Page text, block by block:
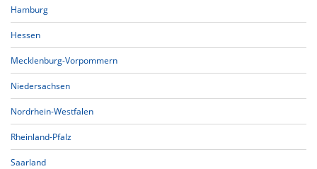
Hamburg
Hessen
Mecklenburg-Vorpommern
Niedersachsen
Nordrhein-Westfalen
Rheinland-Pfalz
Saarland